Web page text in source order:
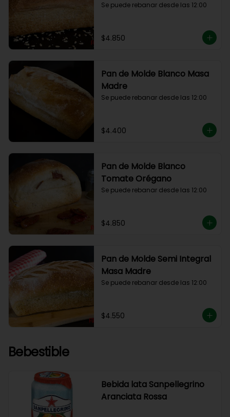
Se puede rebanar desde las 12:00
$4.850
Pan de Molde Blanco Masa
Madre
Se puede rebanar desde las 12:00
$4.400
Pan de Molde Blanco
Tomate Orégano
Se puede rebanar desde las 12:00
$4.850
Pan de Molde Semi Integral
Masa Madre
Se puede rebanar desde las 12:00
$4.550
Bebestible
Bebida lata Sanpellegrino
Aranciata Rossa